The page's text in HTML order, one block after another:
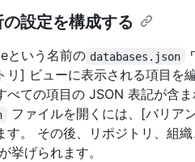
設定を構成する
という名前の databases.json
リ] ビューに表示される項目を
べての項目の JSON 表記が含
ファイルを開くには、[バリア
す。 その後、リポジトリ、組
挙げられます。